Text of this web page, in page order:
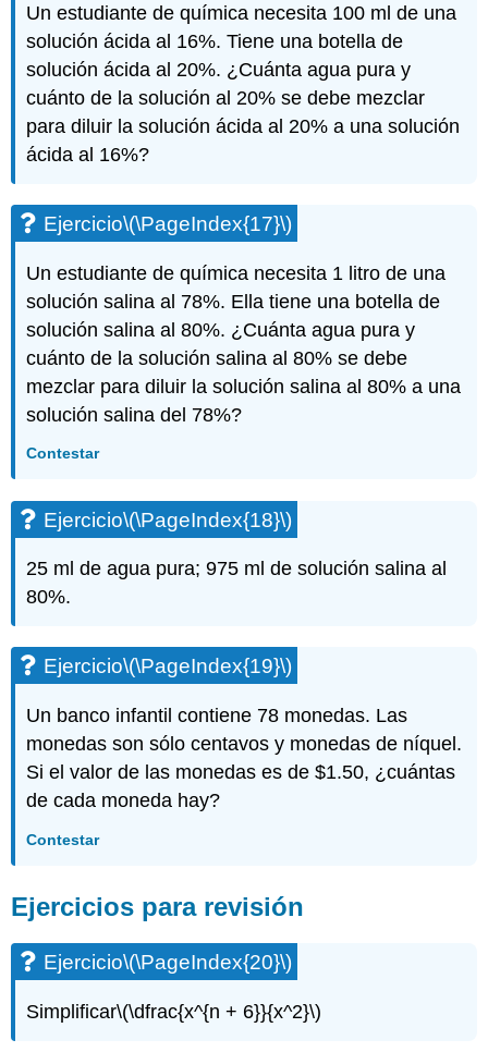
Un estudiante de química necesita 100 ml de una
solución ácida al 16%. Tiene una botella de
solución ácida al 20%. ¿Cuánta agua pura y
cuánto de la solución al 20% se debe mezclar
para diluir la solución ácida al 20% a una solución
ácida al 16%?
Ejercicio\(\PageIndex{17}\)
Un estudiante de química necesita 1 litro de una
solución salina al 78%. Ella tiene una botella de
solución salina al 80%. ¿Cuánta agua pura y
cuánto de la solución salina al 80% se debe
mezclar para diluir la solución salina al 80% a una
solución salina del 78%?
Contestar
Ejercicio\(\PageIndex{18}\)
25 ml de agua pura; 975 ml de solución salina al
80%.
Ejercicio\(\PageIndex{19}\)
Un banco infantil contiene 78 monedas. Las
monedas son sólo centavos y monedas de níquel.
Si el valor de las monedas es de $1.50, ¿cuántas
de cada moneda hay?
Contestar
Ejercicios para revisión
Ejercicio\(\PageIndex{20}\)
Simplificar\(\dfrac{x^{n + 6}}{x^2}\)